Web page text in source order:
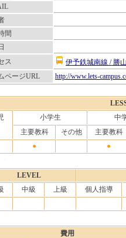
間
ス
伊予鉄城南線 / 勝
ページURL
http://www.lets-
小学生
中
主要教科
その他
主要教科
●
●
LEVEL
中級 上級 個人指導
費用